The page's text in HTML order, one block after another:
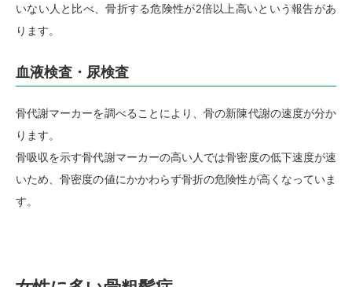
いない人と比べ、骨折する危険性が2倍以上高いという報告があ
ります。
血液検査・尿検査
骨代謝マーカーを調べることにより、骨の新陳代謝の速度が分か
ります。
骨吸収を示す骨代謝マーカーの高い人では骨密度の低下速度が速
いため、骨密度の値にかかわらず骨折の危険性が高くなっていま
す。